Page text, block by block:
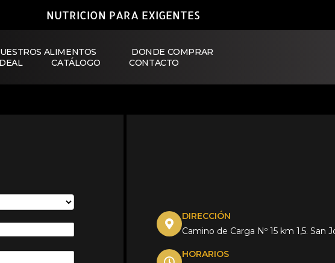
NUTRICION PARA EXIGENTES
ALIMENTOS
DONDE COMPRAR
CATÁLOGO CONTACTO
DIRECCIÓN
Camino de Carga Nº 15 km 1,5. San
HORARIOS